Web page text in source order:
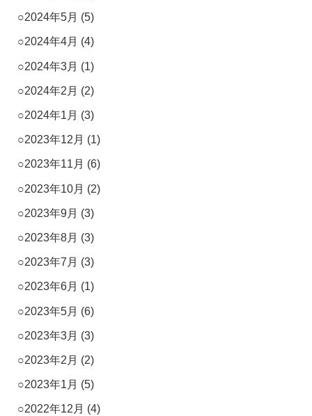
2024年5月 (5)
2024年4月 (4)
2024年3月 (1)
2024年2月 (2)
2024年1月 (3)
2023年12月 (1)
2023年11月 (6)
2023年10月 (2)
2023年9月 (3)
2023年8月 (3)
2023年7月 (3)
2023年6月 (1)
2023年5月 (6)
2023年3月 (3)
2023年2月 (2)
2023年1月 (5)
2022年12月 (4)